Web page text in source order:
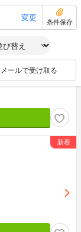
変更
条件保存
メールで受け取る